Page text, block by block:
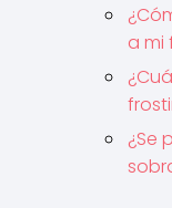
a mi
¿Se